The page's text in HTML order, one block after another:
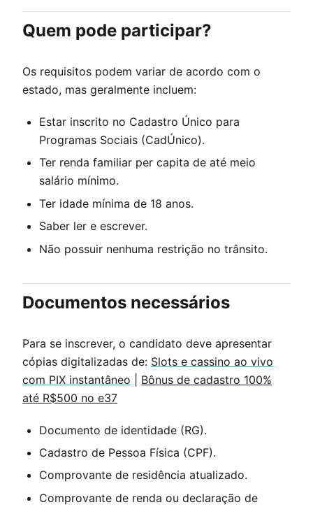
Quem pode participar?
Os requisitos podem variar de acordo com o
estado, mas geralmente incluem:
Estar inscrito no Cadastro Único para
Programas Sociais (CadÚnico).
Ter renda familiar per capita de até meio
salário mínimo.
Ter idade mínima de 18 anos.
Saber ler e escrever.
Não possuir nenhuma restrição no trânsito.
Documentos necessários
Para se inscrever, o candidato deve apresentar
cópias digitalizadas de: Slots e cassino ao vivo
com PIX instantâneo
Bônus de cadastro 100%
até R$500 no e37
Documento de identidade (RG).
Cadastro de Pessoa Física (CPF).
Comprovante de residência atualizado.
Comprovante de renda ou declaração de